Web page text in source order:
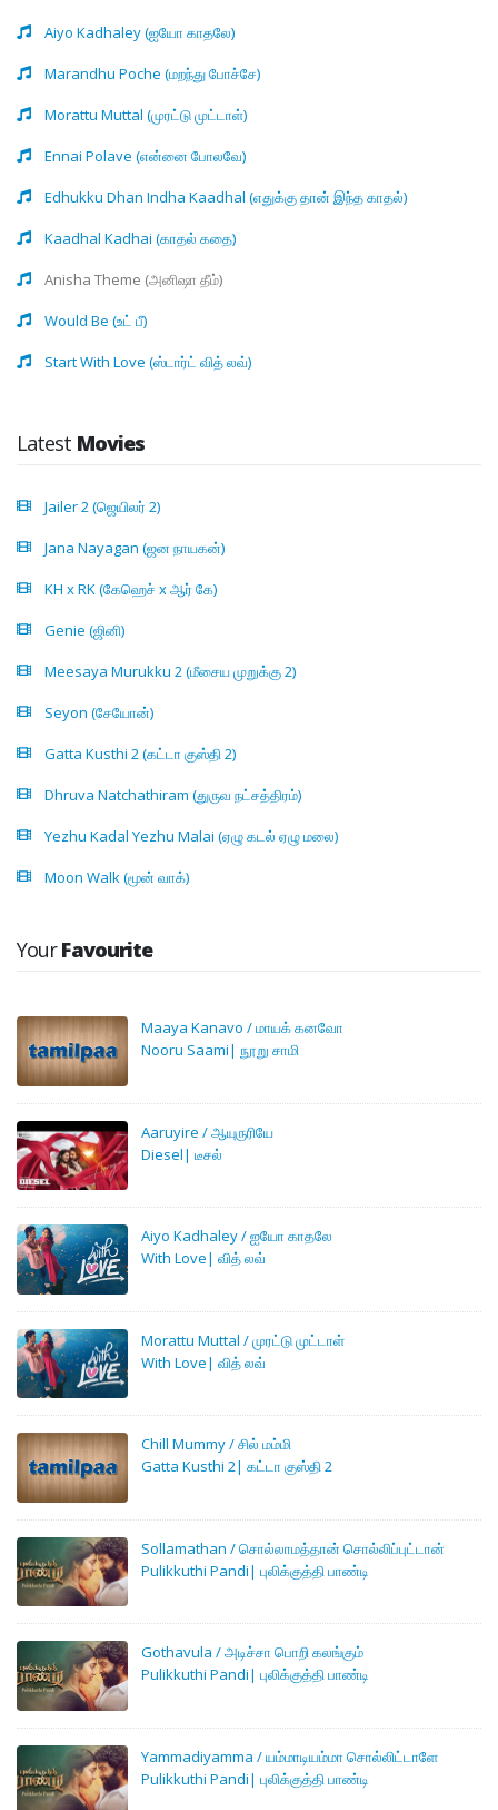
Aiyo Kadhaley (ஐயோ காதலே)
Marandhu Poche (மறந்து போச்சே)
Morattu Muttal (முரட்டு முட்டாள்)
Ennai Polave (என்னை போலவே)
Edhukku Dhan Indha Kaadhal (எதுக்கு தான் இந்த காதல்)
Kaadhal Kadhai (காதல் கதை)
Anisha Theme (அனிஷா தீம்)
Would Be (உட் பீ)
Start With Love (ஸ்டார்ட் வித் லவ்)
Latest Movies
Jailer 2 (ஜெயிலர் 2)
Jana Nayagan (ஜன நாயகன்)
KH x RK (கேஹெச் x ஆர் கே)
Genie (ஜினி)
Meesaya Murukku 2 (மீசைய முறுக்கு 2)
Seyon (சேயோன்)
Gatta Kusthi 2 (கட்டா குஸ்தி 2)
Dhruva Natchathiram (துருவ நட்சத்திரம்)
Yezhu Kadal Yezhu Malai (ஏழு கடல் ஏழு மலை)
Moon Walk (மூன் வாக்)
YourFavourite
Maaya Kanavo / மாயக் கனவோ
Nooru Saami| நூறு சாமி
Aaruyire / ஆயுருரியே
Diesel| டீசல்
Aiyo Kadhaley / ஐயோ காதலே
With Love| வித் லவ்
Morattu Muttal / முரட்டு முட்டாள்
With Love| வித் லவ்
Chill Mummy / சில் மம்மி
Gatta Kusthi 2| கட்டா குஸ்தி 2
Sollamathan / சொல்லாமத்தான் சொல்லிப்புட்டான்
Pulikkuthi Pandi| புலிக்குத்தி பாண்டி
Gothavula / அடிச்சா பொறி கலங்கும்
Pulikkuthi Pandi| புலிக்குத்தி பாண்டி
Yammadiyamma / யம்மாடியம்மா சொல்லிட்டாளே
Pulikkuthi Pandi| புலிக்குத்தி பாண்டி